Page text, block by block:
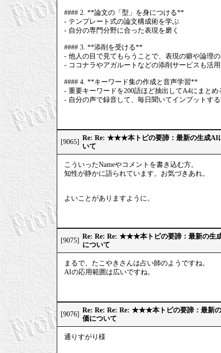
#### 2. **論文の「型」を身につける**
- テンプレート式の論文構成術を学ぶ
- 自分の専門分野に合った表現を磨く
#### 3. **添削を受ける**
- 他人の目で見てもらうことで、表現の癖や論理
- ココナラやアガルートなどの添削サービスも活
#### 4. **キーワード集の作成と音声学習**
- 重要キーワードを200語ほど抽出してA4にまとめ
- 自分の声で録音して、毎日聞いてインプットす
[9065]
Re: Re: ★★★本トピの要諦：最新の生成AI
いて
こういったNameやコメントを書き込む方。
知性が静かに語られています。お気づきあれ。
よいことがありますように。
[9075]
Re: Re: Re: ★★★本トピの要諦：最新の生
について
まるで、たこやきさんは占い師のようですね。
AIの応用範囲は広いですね。
[9076]
Re: Re: Re: Re: ★★★本トピの要諦：最新
価について
通りすがり様